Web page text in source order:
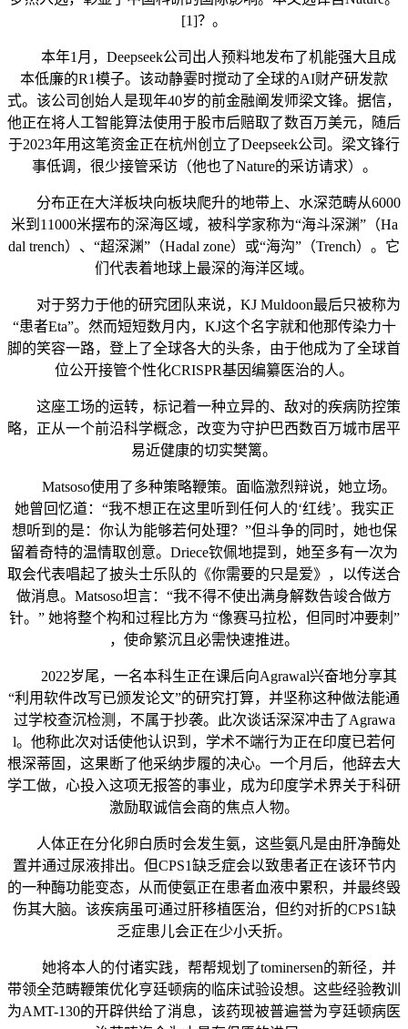
[1]？。
本年1月，Deepseek公司出人预料地发布了机能强大且成
本低廉的R1模子。该动静霎时搅动了全球的AI财产研发款
式。该公司创始人是现年40岁的前金融阐发师梁文锋。据信，
他正在将人工智能算法使用于股市后赔取了数百万美元，随后
于2023年用这笔资金正在杭州创立了Deepseek公司。梁文锋行
事低调，很少接管采访（他也了Nature的采访请求）。
分布正在大洋板块向板块爬升的地带上、水深范畴从6000
米到11000米摆布的深海区域，被科学家称为“海斗深渊”（Ha
dal trench）、“超深渊”（Hadal zone）或“海沟”（Trench）。它
们代表着地球上最深的海洋区域。
对于努力于他的研究团队来说，KJ Muldoon最后只被称为
“患者Eta”。然而短短数月内，KJ这个名字就和他那传染力十
脚的笑容一路，登上了全球各大的头条，由于他成为了全球首
位公开接管个性化CRISPR基因编纂医治的人。
这座工场的运转，标记着一种立异的、敌对的疾病防控策
略，正从一个前沿科学概念，改变为守护巴西数百万城市居平
易近健康的切实樊篱。
Matsoso使用了多种策略鞭策。面临激烈辩说，她立场。
她曾回忆道：“我不想正在这里听到任何人的‘红线’。我实正
想听到的是：你认为能够若何处理？”但斗争的同时，她也保
留着奇特的温情取创意。Driece钦佩地提到，她至多有一次为
取会代表唱起了披头士乐队的《你需要的只是爱》，以传送合
做消息。Matsoso坦言：“我不得不使出满身解数告竣合做方
针。” 她将整个构和过程比方为 “像赛马拉松，但同时冲要刺”
，使命繁沉且必需快速推进。
2022岁尾，一名本科生正在课后向Agrawal兴奋地分享其
“利用软件改写已颁发论文”的研究打算，并坚称这种做法能通
过学校查沉检测，不属于抄袭。此次谈话深深冲击了Agrawa
l。他称此次对话使他认识到，学术不端行为正在印度已若何
根深蒂固，这果断了他采纳步履的决心。一个月后，他辞去大
学工做，心投入这项无报答的事业，成为印度学术界关于科研
激励取诚信会商的焦点人物。
人体正在分化卵白质时会发生氨，这些氨凡是由肝净酶处
置并通过尿液排出。但CPS1缺乏症会以致患者正在该环节内
的一种酶功能变态，从而使氨正在患者血液中累积，并最终毁
伤其大脑。该疾病虽可通过肝移植医治，但约对折的CPS1缺
乏症患儿会正在少小夭折。
她将本人的付诸实践，帮帮规划了tominersen的新径，并
带领全范畴鞭策优化亨廷顿病的临床试验设想。这些经验教训
为AMT-130的开辟供给了消息，该药现被普遍誉为亨廷顿病医